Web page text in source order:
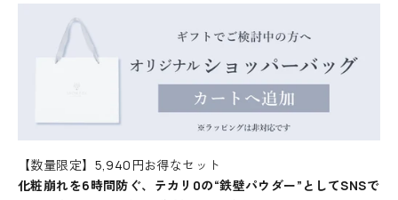
【数量限定】 5,940円お得なセット
化粧崩れを6時間防ぐ、テカリ0の“鉄壁パウダー”としてSNSで